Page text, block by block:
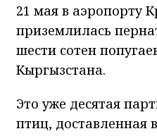
21 мая в аэропорту
приземлилась
шести сотен
Кыргызстана.
Это уже десятая
птиц, доставленная